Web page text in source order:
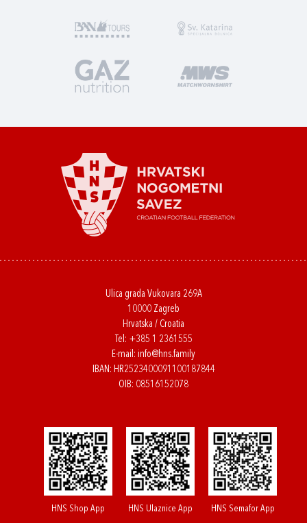
Ulica grada Vukovara 269A
10000 Zagreb
Hrvatska / Croatia
Tel: +385 1 2361555
E-mail: info@hns.family
IBAN: HR2523400091100187844
OIB: 08516152078
HNS Shop App HNS Ulaznice App HNS Semafor App